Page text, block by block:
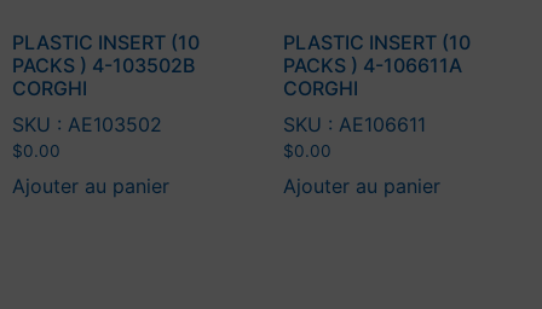
PLASTIC INSERT (10
PACKS ) 4-103502B
CORGHI
SKU : AE103502
$0.00
Ajouter au panier
PLASTIC INSERT (10
PACKS ) 4-106611A
CORGHI
SKU : AE106611
$0.00
Ajouter au panier